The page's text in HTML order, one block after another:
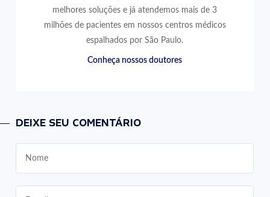
melhores soluções e já atendemos mais de 3
milhões de pacientes em nossos centros médicos
espalhados por São Paulo.
Conheça nossos doutores
DEIXE SEU COMENTÁRIO